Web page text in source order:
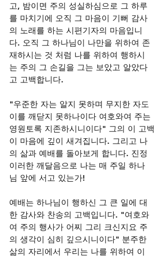
고, 밤이면 주의 성실하심으로 그 하루
를 마치기에 오직 그 마음이 기뻐 감사
의 노래를 하는 시편기자의 마음입니
다. 오직 그 하나님이 나만을 위하여 존
재하시는 것 처럼 나를 위하여 행하시
는 주의 그 손길을 그는 보았고 알았다
고 고백합니다.
"우준한 자는 알지 못하며 무지한 자도
이를 깨닫지 못하나이다 여호와여 주는
영원토록 지존하시니이다" 그의 이 고백
이 마음에 깊이 새겨집니다. 그리고 나
의 삶과 예배를 돌아보게 합니다. 진정
이러한 깨달음으로 나는 매 주일 하나
님 앞에 서고 있는가!
예배는 하나님이 행하신 그 큰 일에 대
한 감사와 찬송의 고백입니다. "여호와
여 주의 행사가 어찌 그리 크신지요 주
의 생각이 심히 깊으시니이다" 분주한
삶의 자리에서 우리는 나를 위하여 이